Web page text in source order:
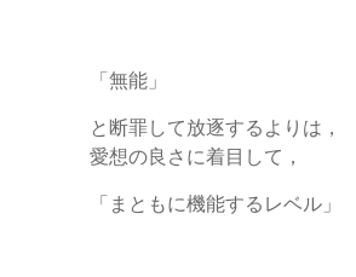
「無能」
と断罪して放逐するよりは，
愛想の良さに着目して，
「まともに機能するレベル」